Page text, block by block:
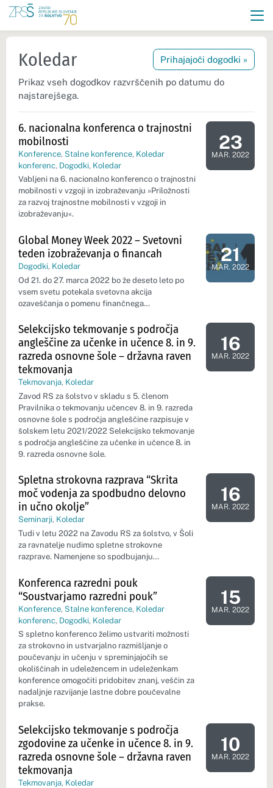
Prihajajoči dogodki »
Koledar
Prikaz vseh dogodkov razvrščenih po datumu do
najstarejšega.
6. nacionalna konferenca o trajnostni
mobilnosti
Konference, Stalne konference, Koledar
konferenc, Dogodki, Koledar
Vabljeni na 6. nacionalno konferenco o trajnostni
mobilnosti v vzgoji in izobraževanju »Priložnosti
za razvoj trajnostne mobilnosti v vzgoji in
izobraževanju«.
23
MAR. 2022
Dan
Global Money Week 2022 – Svetovni
teden izobraževanja o financah
Dogodki, Koledar
Od 21. do 27. marca 2022 bo že deseto leto po
vsem svetu potekala svetovna akcija
ozaveščanja o pomenu finančnega…
21
MAR. 2022
Dan
Selekcijsko tekmovanje s področja
angleščine za učenke in učence 8. in 9.
razreda osnovne šole – državna raven
tekmovanja
Tekmovanja, Koledar
Zavod RS za šolstvo v skladu s 5. členom
Pravilnika o tekmovanju učencev 8. in 9. razreda
osnovne šole s področja angleščine razpisuje v
šolskem letu 2021/2022 Selekcijsko tekmovanje
s področja angleščine za učenke in učence 8. in
9. razreda osnovne šole.
16
MAR. 2022
Dan
Spletna strokovna razprava “Skrita
moč vodenja za spodbudno delovno
in učno okolje”
Seminarji, Koledar
Tudi v letu 2022 na Zavodu RS za šolstvo, v Šoli
za ravnatelje nudimo spletne strokovne
razprave. Namenjene so spodbujanju…
16
MAR. 2022
Dan
Konferenca razredni pouk
“Soustvarjamo razredni pouk”
Konference, Stalne konference, Koledar
konferenc, Dogodki, Koledar
​S spletno konferenco želimo ustvariti možnosti
za strokovno in ustvarjalno razmišljanje o
poučevanju in učenju v spreminjajočih se
okoliščinah in udeležencem in udeleženkam
konference omogočiti pridobitev znanj, veščin za
nadaljnje razvijanje lastne dobre poučevalne
prakse.
15
MAR. 2022
Dan
Selekcijsko tekmovanje s področja
zgodovine za učenke in učence 8. in 9.
razreda osnovne šole – državna raven
tekmovanja
Tekmovanja, Koledar
10
MAR. 2022
Dan